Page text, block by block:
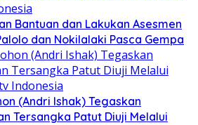
Bantuan dan Lakukan Asesmen
dan Nokilalaki Pasca Gempa
(Andri Ishak) Tegaskan
Tersangka Patut Diuji Melalui